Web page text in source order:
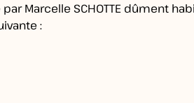
Marcelle SCHOTTE dûment
: